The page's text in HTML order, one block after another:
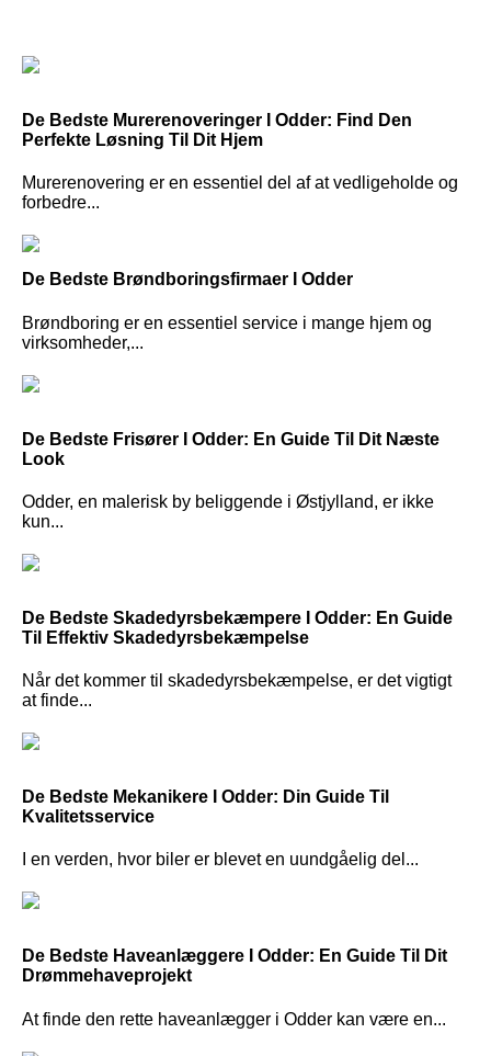
De Bedste Murerenoveringer I Odder: Find Den
Perfekte Løsning Til Dit Hjem
Murerenovering er en essentiel del af at vedligeholde og
forbedre...
De Bedste Brøndboringsfirmaer I Odder
Brøndboring er en essentiel service i mange hjem og
virksomheder,...
De Bedste Frisører I Odder: En Guide Til Dit Næste
Look
Odder, en malerisk by beliggende i Østjylland, er ikke
kun...
De Bedste Skadedyrsbekæmpere I Odder: En Guide
Til Effektiv Skadedyrsbekæmpelse
Når det kommer til skadedyrsbekæmpelse, er det vigtigt
at finde...
De Bedste Mekanikere I Odder: Din Guide Til
Kvalitetsservice
I en verden, hvor biler er blevet en uundgåelig del...
De Bedste Haveanlæggere I Odder: En Guide Til Dit
Drømmehaveprojekt
At finde den rette haveanlægger i Odder kan være en...